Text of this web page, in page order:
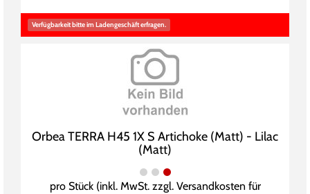
Verfügbarkeit bitte im Ladengeschäft erfragen.
Orbea TERRA H45 1X S Artichoke (Matt) - Lilac
(Matt)
pro Stück (inkl. MwSt. zzgl. Versandkosten für